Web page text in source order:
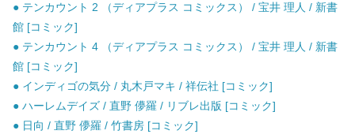
● テンカウント 2 （ディアプラス コミックス） / 宝井 理人 / 新書
館 [コミック]
● テンカウント 4 （ディアプラス コミックス） / 宝井 理人 / 新書
館 [コミック]
● インディゴの気分 / 丸木戸マキ / 祥伝社 [コミック]
● ハーレムデイズ / 直野 儚羅 / リブレ出版 [コミック]
● 日向 / 直野 儚羅 / 竹書房 [コミック]